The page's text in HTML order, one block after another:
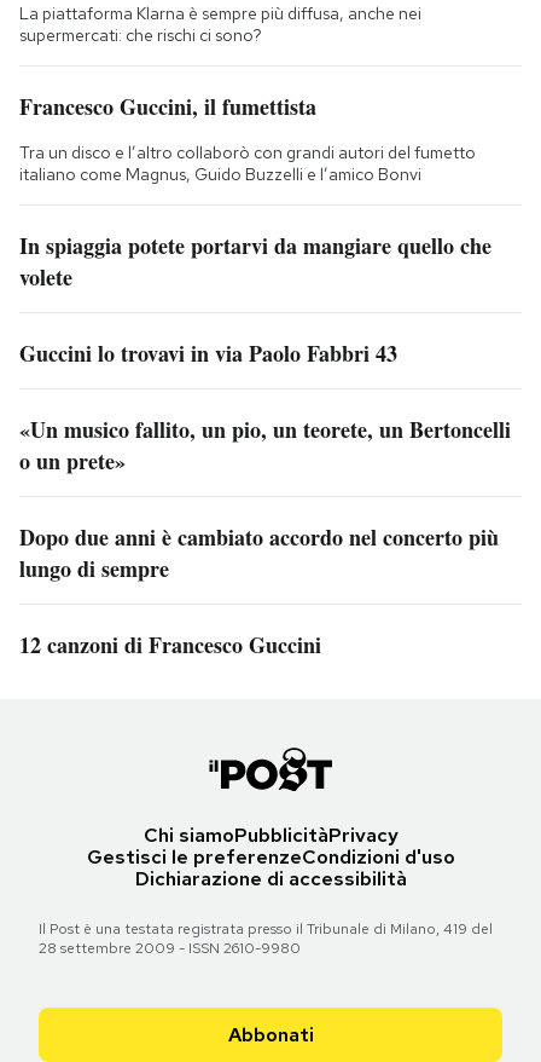
La piattaforma Klarna è sempre più diffusa, anche nei
supermercati: che rischi ci sono?
Francesco Guccini, il fumettista
Tra un disco e l’altro collaborò con grandi autori del fumetto
italiano come Magnus, Guido Buzzelli e l’amico Bonvi
In spiaggia potete portarvi da mangiare quello che
volete
Guccini lo trovavi in via Paolo Fabbri 43
«Un musico fallito, un pio, un teorete, un Bertoncelli
o un prete»
Dopo due anni è cambiato accordo nel concerto più
lungo di sempre
12 canzoni di Francesco Guccini
Chi siamoPubblicitàPrivacy
Gestisci le preferenzeCondizioni d'uso
Dichiarazione di accessibilità
Il Post è una testata registrata presso il Tribunale di Milano, 419 del
28 settembre 2009 - ISSN 2610-9980
Abbonati